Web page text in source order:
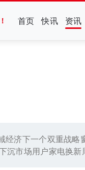
首页 快讯 资讯
经济下一个双重战
沉市场用户家电换新